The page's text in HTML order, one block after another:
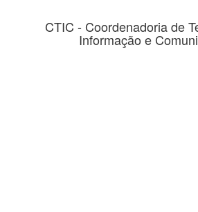
CTIC - Coordenadoria de
Informação e